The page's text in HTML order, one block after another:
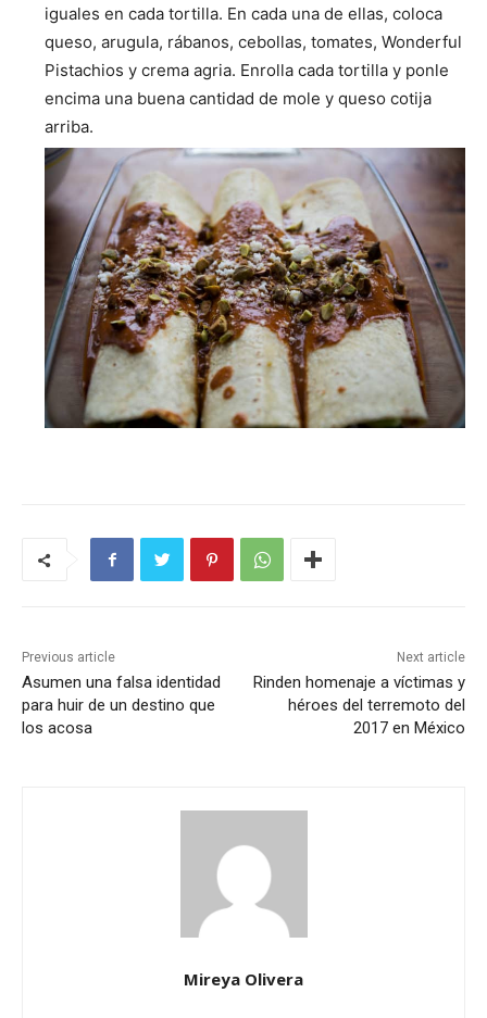
iguales en cada tortilla. En cada una de ellas, coloca
queso, arugula, rábanos, cebollas, tomates, Wonderful
Pistachios y crema agria. Enrolla cada tortilla y ponle
encima una buena cantidad de mole y queso cotija
arriba.
Previous article
Asumen una falsa identidad
para huir de un destino que
los acosa
Next article
Rinden homenaje a víctimas y
héroes del terremoto del
2017 en México
Mireya Olivera